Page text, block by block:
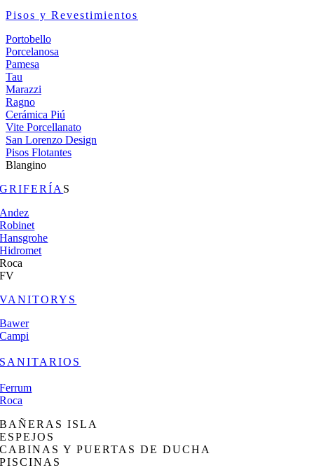
Pisos y Revestimientos
Portobello
Porcelanosa
Pamesa
Tau
Marazzi
Ragno
Cerámica Piú
Vite Porcellanato
San Lorenzo Design
Pisos Flotantes
Blangino
GRIFERÍA S
Andez
Robinet
Hansgrohe
Hidromet
Roca
FV
VANITORYS
Bawer
Campi
SANITARIOS
Ferrum
Roca
BAÑERAS ISLA
ESPEJOS
CABINAS Y PUERTAS DE DUCHA
PISCINAS